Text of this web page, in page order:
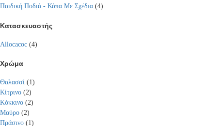
Παιδική Ποδιά - Κάπα Με Σχέδια (4)
Κατασκευαστής
Allocacoc (4)
Χρώμα
Θαλασσί (1)
Κίτρινο (2)
Κόκκινο (2)
Μαύρο (2)
Πράσινο (1)